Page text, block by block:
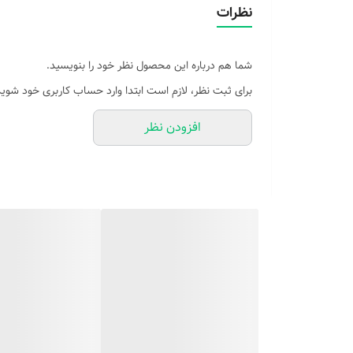
نظرات
شما هم درباره این محصول نظر خود را بنویسید.
برای ثبت نظر، لازم است ابتدا وارد حساب کاربری خود
افزودن نظر